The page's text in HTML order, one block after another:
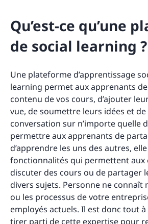
Qu’est-ce qu’une
de social learning ?
Une plateforme d’apprentissage
learning permet aux apprenants
contenu de vos cours, d’ajouter
vue, de soumettre leurs idées et
conversation sur n’importe quelle
permettre aux apprenants de
d’apprendre les uns des autres,
fonctionnalités qui permettent aux
discuter des cours ou de partager
divers sujets. Personne ne connaît
ou les processus de votre
employés actuels. Il est donc tout
tirer parti de cette expertise pour